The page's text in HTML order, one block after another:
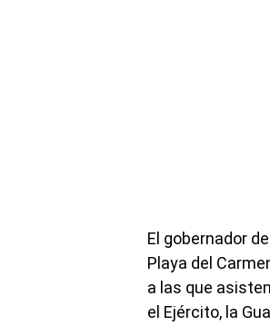
El gobernador
Playa del
a las que
el Ejército, la